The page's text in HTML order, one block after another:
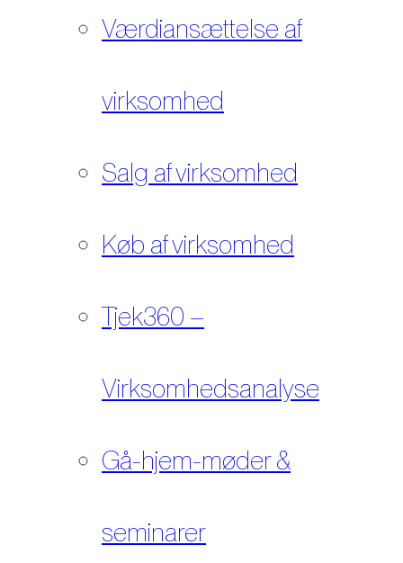
Værdiansættelse af
virksomhed
Salg af virksomhed
Køb af virksomhed
Tjek360 –
Virksomhedsanalyse
Gå-hjem-møder &
seminarer